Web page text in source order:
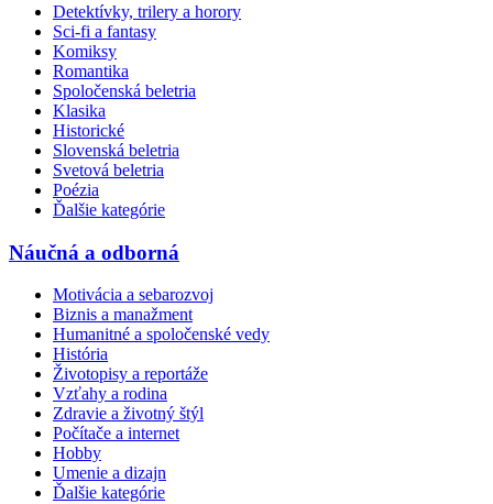
Detektívky, trilery a horory
Sci-fi a fantasy
Komiksy
Romantika
Spoločenská beletria
Klasika
Historické
Slovenská beletria
Svetová beletria
Poézia
Ďalšie kategórie
Náučná a odborná
Motivácia a sebarozvoj
Biznis a manažment
Humanitné a spoločenské vedy
História
Životopisy a reportáže
Vzťahy a rodina
Zdravie a životný štýl
Počítače a internet
Hobby
Umenie a dizajn
Ďalšie kategórie